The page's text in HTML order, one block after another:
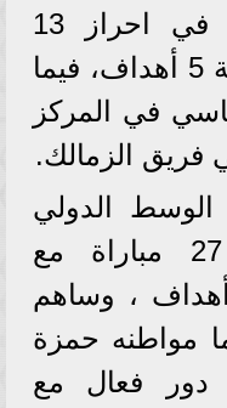
المسابقات نجح خلالها في احراز 13
هدفا ، وساهم في صناعة 5 أهداف، فيما
في المركز
فريق الزمالك.
الدولي
التونسي شارك في 27 مباراة مع
الزمالك احرز خلالها 3 أهداف ، وساهم
اما مواطنه حمزة
دور فعال مع